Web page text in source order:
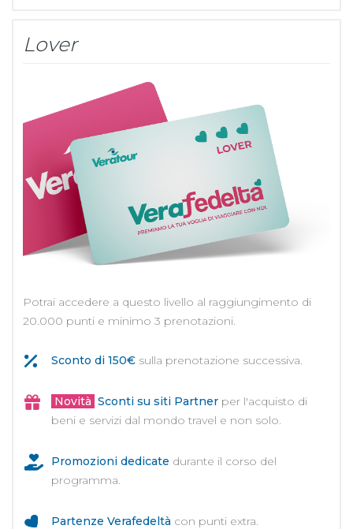
Lover
Potrai accedere a questo livello al raggiungimento di
20.000 punti e minimo 3 prenotazioni.
Sconto di 150€ sulla prenotazione successiva.
Novità Sconti su siti Partner per l'acquisto di
beni e servizi dal mondo travel e non solo.
Promozioni dedicate durante il corso del
programma.
Partenze Verafedeltà con punti extra.